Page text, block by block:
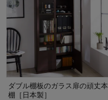
ダブル棚板のガラス扉の頑丈本
棚［日本製］